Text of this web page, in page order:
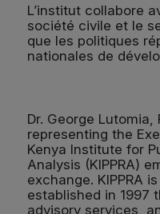
L’institut collabore
société civile et le
que les politiques
nationales de
Dr. George Lutomia,
representing the
Kenya Institute for
Analysis (KIPPRA)
exchange. KIPPRA
established in 1997
advisory services,